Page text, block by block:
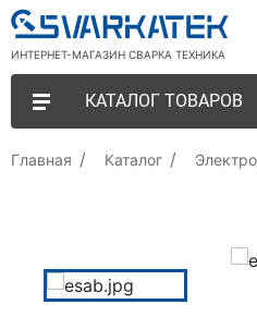
ИНТЕРНЕТ-МАГАЗИН СВАРКА ТЕХНИКА
КАТАЛОГ ТОВАРОВ
Главная Каталог